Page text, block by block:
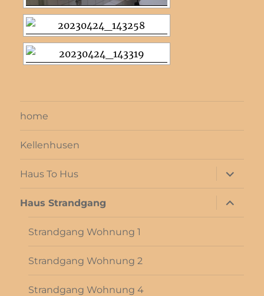
home
Kellenhusen
Haus To Hus
öffnen
Haus Strandgang
öffnen
Strandgang Wohnung 1
Strandgang Wohnung 2
Strandgang Wohnung 4